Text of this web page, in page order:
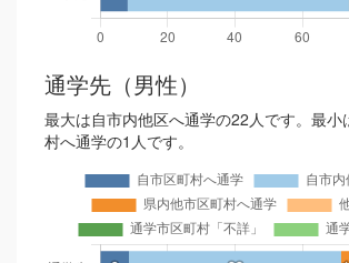
通学先（男性）
最大は自市内他区へ通学の22人です。最小
村へ通学の1人です。